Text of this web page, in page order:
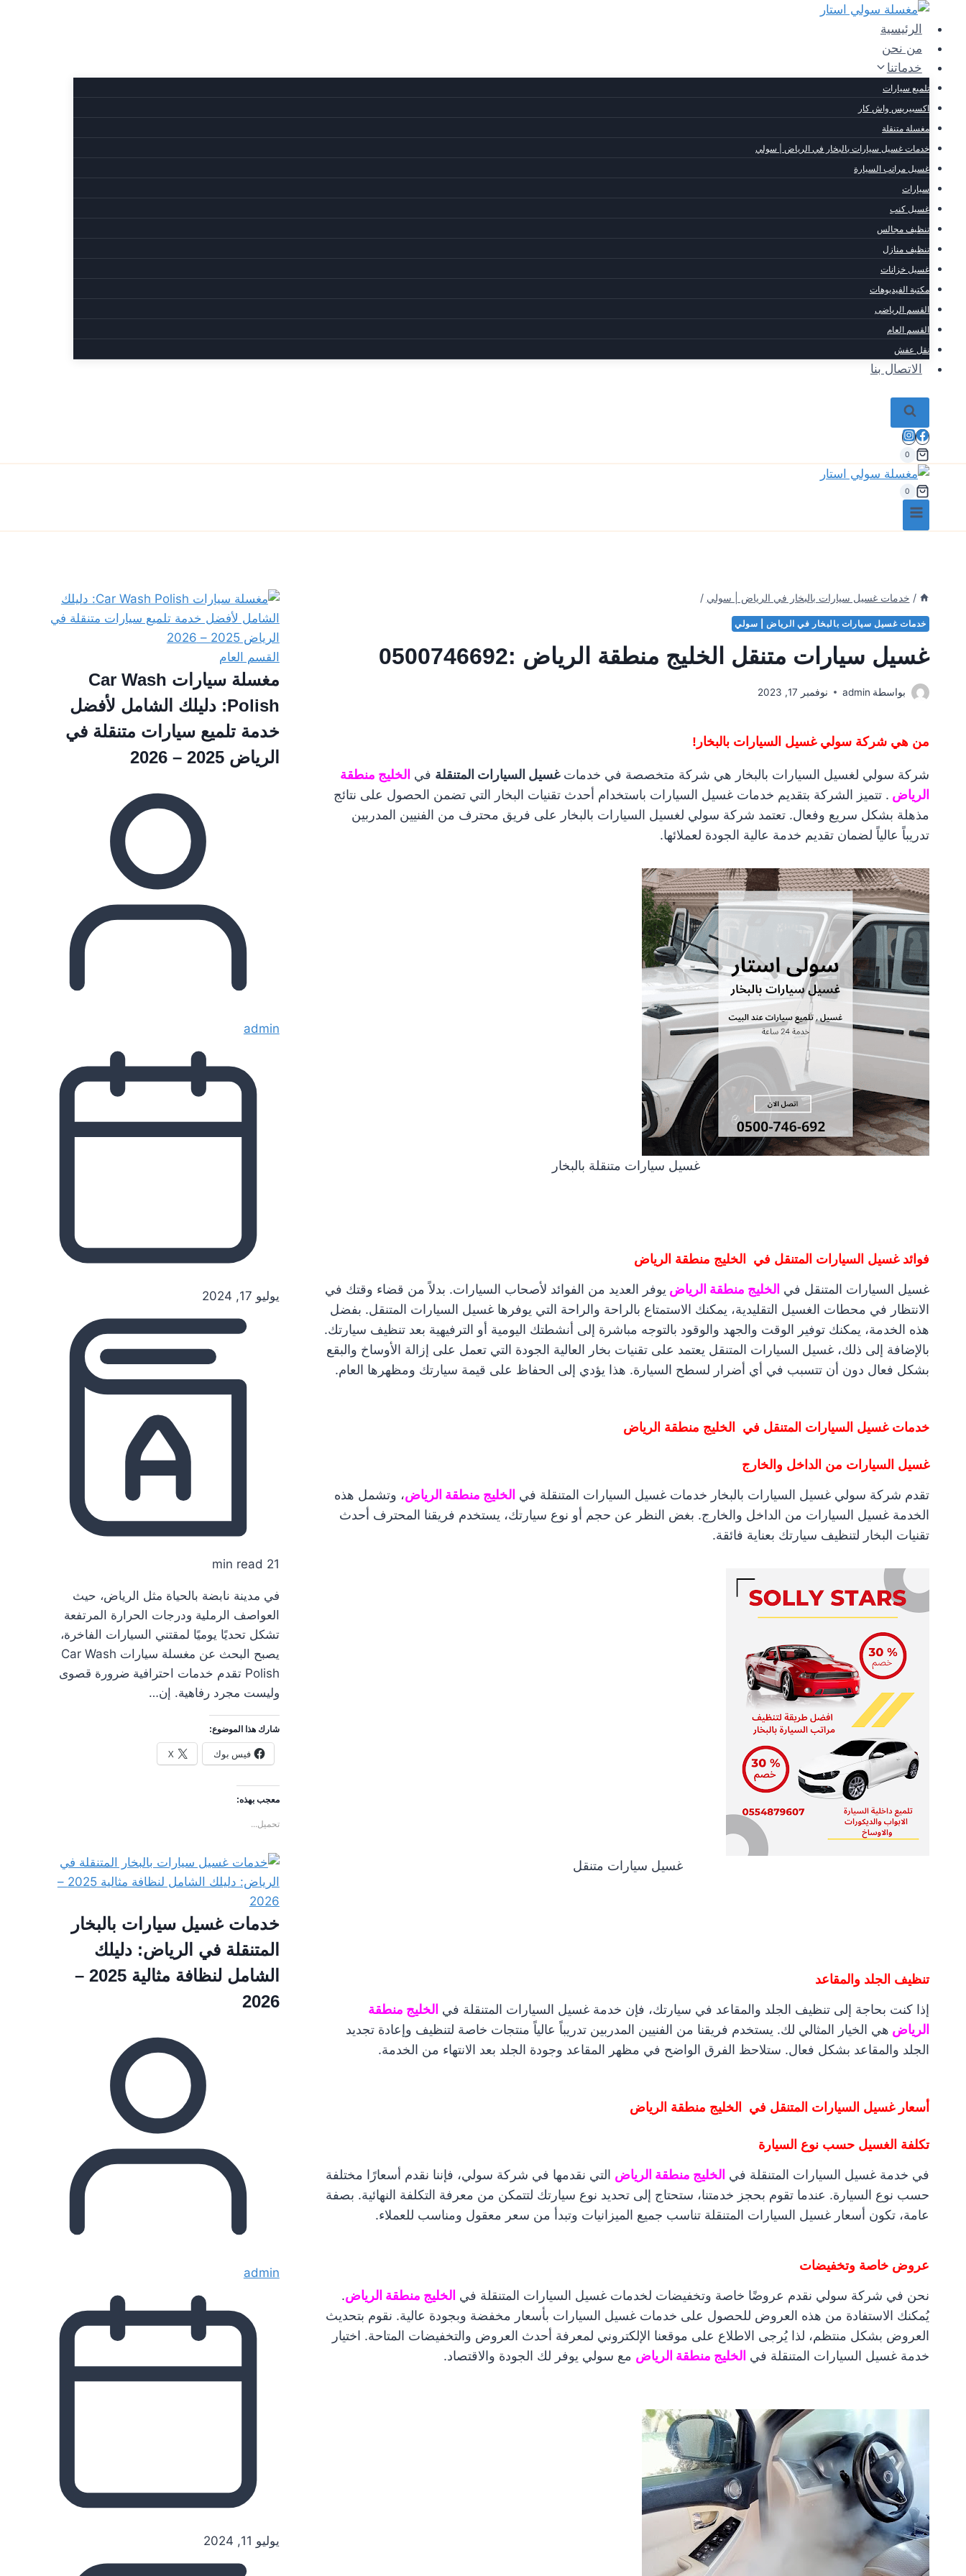
المحتوى
الرئيسية
من نحن
خدماتنا
تلميع سيارات
اكسبيريس واش كار
مغسلة متنقلة
خدمات غسيل سيارات بالبخار في الرياض | سولي
غسيل مراتب السيارة
سيارات
غسيل كنب
تنظيف مجالس
تنظيف منازل
غسيل خزانات
مكتبة الفيديوهات
القسم الرياضى
القسم العام
نقل عفش
الاتصال بنا
0
0
/ خدمات غسيل سيارات بالبخار في الرياض | سولي /
خدمات غسيل سيارات بالبخار في الرياض | سولي
غسيل سيارات متنقل الخليج منطقة الرياض :0500746692
بواسطة admin نوفمبر 17, 2023
من هي شركة سولي غسيل السيارات بالبخار!
شركة سولي لغسيل السيارات بالبخار هي شركة متخصصة في خدماتغسيل السيارات المتنقلة في الخليج منطقة
الرياض . تتميز الشركة بتقديم خدمات غسيل السيارات باستخدام أحدث تقنيات البخار التي تضمن الحصول على نتائج
مذهلة بشكل سريع وفعال. تعتمد شركة سولي لغسيل السيارات بالبخار على فريق محترف من الفنيين المدربين
تدريباً عالياً لضمان تقديم خدمة عالية الجودة لعملائها.
غسيل سيارات متنقلة بالبخار
فوائد غسيل السيارات المتنقل في الخليج منطقة الرياض
غسيل السيارات المتنقل في الخليج منطقة الرياض يوفر العديد من الفوائد لأصحاب السيارات. بدلاً من قضاء وقتك في
الانتظار في محطات الغسيل التقليدية، يمكنك الاستمتاع بالراحة والراحة التي يوفرها غسيل السيارات المتنقل. بفضل
هذه الخدمة، يمكنك توفير الوقت والجهد والوقود بالتوجه مباشرة إلى أنشطتك اليومية أو الترفيهية بعد تنظيف سيارتك.
بالإضافة إلى ذلك، غسيل السيارات المتنقل يعتمد على تقنيات بخار العالية الجودة التي تعمل على إزالة الأوساخ والبقع
بشكل فعال دون أن تتسبب في أي أضرار لسطح السيارة. هذا يؤدي إلى الحفاظ على قيمة سيارتك ومظهرها العام.
خدمات غسيل السيارات المتنقل في الخليج منطقة الرياض
غسيل السيارات من الداخل والخارج
تقدم شركة سولي غسيل السيارات بالبخار خدمات غسيل السيارات المتنقلة في الخليج منطقة الرياض، وتشمل هذه
الخدمة غسيل السيارات من الداخل والخارج. بغض النظر عن حجم أو نوع سيارتك، يستخدم فريقنا المحترف أحدث
تقنيات البخار لتنظيف سيارتك بعناية فائقة.
غسيل سيارات متنقل
تنظيف الجلد والمقاعد
إذا كنت بحاجة إلى تنظيف الجلد والمقاعد في سيارتك، فإن خدمة غسيل السيارات المتنقلة في الخليج منطقة
الرياض هي الخيار المثالي لك. يستخدم فريقنا من الفنيين المدربين تدريباً عالياً منتجات خاصة لتنظيف وإعادة تجديد
الجلد والمقاعد بشكل فعال. ستلاحظ الفرق الواضح في مظهر المقاعد وجودة الجلد بعد الانتهاء من الخدمة.
أسعار غسيل السيارات المتنقل في الخليج منطقة الرياض
تكلفة الغسيل حسب نوع السيارة
في خدمة غسيل السيارات المتنقلة في الخليج منطقة الرياض التي نقدمها في شركة سولي، فإننا نقدم أسعارًا مختلفة
حسب نوع السيارة. عندما تقوم بحجز خدمتنا، ستحتاج إلى تحديد نوع سيارتك لتتمكن من معرفة التكلفة النهائية. بصفة
عامة، تكون أسعار غسيل السيارات المتنقلة تناسب جميع الميزانيات وتبدأ من سعر معقول ومناسب للعملاء.
عروض خاصة وتخفيضات
نحن في شركة سولي نقدم عروضًا خاصة وتخفيضات لخدمات غسيل السيارات المتنقلة في الخليج منطقة الرياض.
يُمكنك الاستفادة من هذه العروض للحصول على خدمات غسيل السيارات بأسعار مخفضة وبجودة عالية. نقوم بتحديث
العروض بشكل منتظم، لذا يُرجى الاطلاع على موقعنا الإلكتروني لمعرفة أحدث العروض والتخفيضات المتاحة. اختيار
خدمة غسيل السيارات المتنقلة في الخليج منطقة الرياض مع سولي يوفر لك الجودة والاقتصاد.
القسم العام
مغسلة سيارات Car Wash
Polish: دليلك الشامل لأفضل
خدمة تلميع سيارات متنقلة في
الرياض 2025 – 2026
admin
يوليو 17, 2024
21 min read
في مدينة نابضة بالحياة مثل الرياض، حيث
العواصف الرملية ودرجات الحرارة المرتفعة
تشكل تحديًا يوميًا لمقتني السيارات الفاخرة،
يصبح البحث عن مغسلة سيارات Car Wash
Polish تقدم خدمات احترافية ضرورة قصوى
وليست مجرد رفاهية. إن…
شارك هذا الموضوع:
فيس بوك X
معجب بهذه:
تحميل...
خدمات غسيل سيارات بالبخار
المتنقلة في الرياض: دليلك
الشامل لنظافة مثالية 2025 –
2026
admin
يوليو 11, 2024